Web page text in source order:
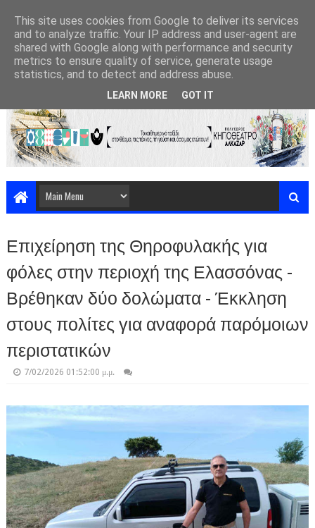
Επιχείρηση της Θηροφυλακής για
φόλες στην περιοχή της Ελασσόνας -
Βρέθηκαν δύο δολώματα - Έκκληση
στους πολίτες για αναφορά παρόμοιων
περιστατικών
7/02/2026 01:52:00 μ.μ.
This site uses cookies from Google to deliver its services
and to analyze traffic. Your IP address and user-agent are
shared with Google along with performance and security
metrics to ensure quality of service, generate usage
statistics, and to detect and address abuse.
LEARN MORE GOT IT